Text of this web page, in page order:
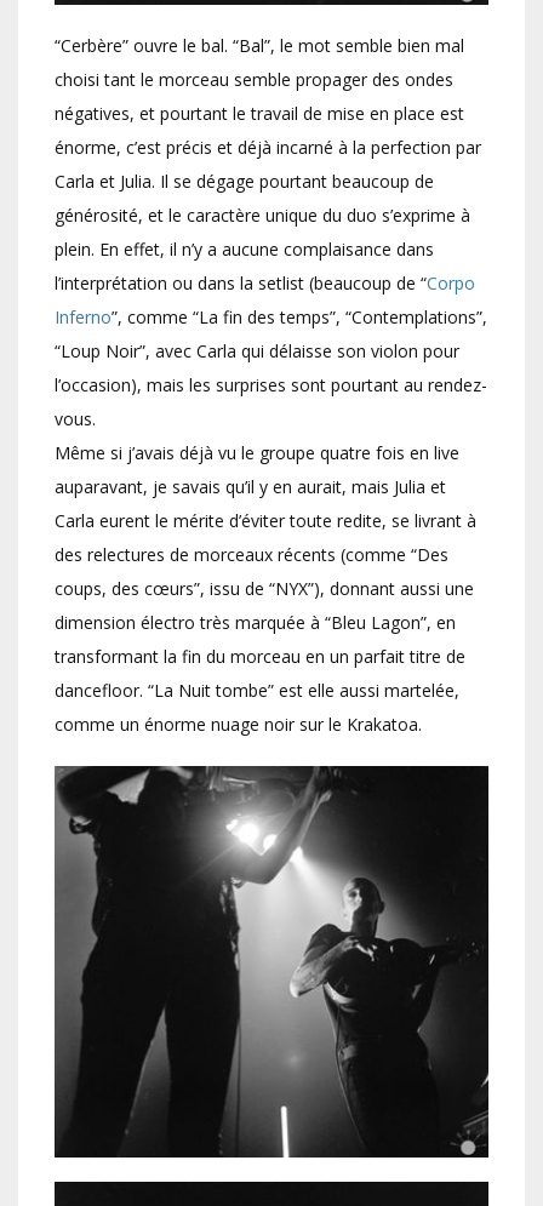
“Cerbère” ouvre le bal. “Bal”, le mot semble bien mal
choisi tant le morceau semble propager des ondes
négatives, et pourtant le travail de mise en place est
énorme, c’est précis et déjà incarné à la perfection par
Carla et Julia. Il se dégage pourtant beaucoup de
générosité, et le caractère unique du duo s’exprime à
plein. En effet, il n’y a aucune complaisance dans
l’interprétation ou dans la setlist (beaucoup de “Corpo
Inferno”, comme “La fin des temps”, “Contemplations”,
“Loup Noir”, avec Carla qui délaisse son violon pour
l’occasion), mais les surprises sont pourtant au rendez-
vous.
Même si j’avais déjà vu le groupe quatre fois en live
auparavant, je savais qu’il y en aurait, mais Julia et
Carla eurent le mérite d’éviter toute redite, se livrant à
des relectures de morceaux récents (comme “Des
coups, des cœurs”, issu de “NYX”), donnant aussi une
dimension électro très marquée à “Bleu Lagon”, en
transformant la fin du morceau en un parfait titre de
dancefloor. “La Nuit tombe” est elle aussi martelée,
comme un énorme nuage noir sur le Krakatoa.